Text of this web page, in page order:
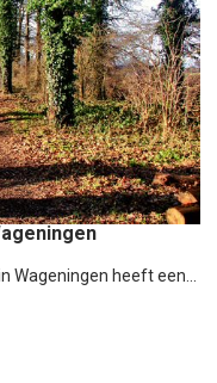
Wageningen heeft een...